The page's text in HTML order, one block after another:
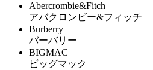
Abercrombie&Fitch
アバクロンビー&フィッチ
Burberry
バーバリー
BIGMAC
ビッグマック